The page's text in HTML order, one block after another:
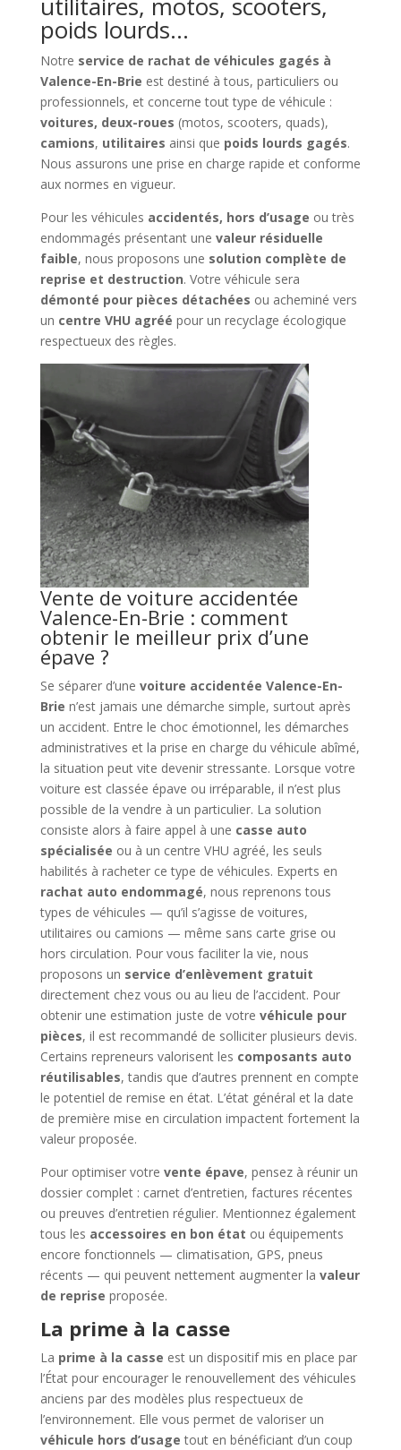
poids lourds…
Notre service de rachat de véhicules gagés à
Valence-En-Brie est destiné à tous, particuliers ou
professionnels, et concerne tout type de véhicule :
voitures, deux-roues (motos, scooters, quads),
camions, utilitaires ainsi que poids lourds gagés.
Nous assurons une prise en charge rapide et conforme
aux normes en vigueur.
Pour les véhicules accidentés, hors d’usage ou très
endommagés présentant une valeur résiduelle
faible, nous proposons une solution complète de
reprise et destruction. Votre véhicule sera
démonté pour pièces détachées ou acheminé vers
un centre VHU agréé pour un recyclage écologique
respectueux des règles.
Vente de voiture accidentée
Valence-En-Brie : comment
obtenir le meilleur prix d’une
épave ?
Se séparer d’une voiture accidentée Valence-En-
Brie n’est jamais une démarche simple, surtout après
un accident. Entre le choc émotionnel, les démarches
administratives et la prise en charge du véhicule abîmé,
la situation peut vite devenir stressante. Lorsque votre
voiture est classée épave ou irréparable, il n’est plus
possible de la vendre à un particulier. La solution
consiste alors à faire appel à une casse auto
spécialisée ou à un centre VHU agréé, les seuls
habilités à racheter ce type de véhicules. Experts en
rachat auto endommagé, nous reprenons tous
types de véhicules — qu’il s’agisse de voitures,
utilitaires ou camions — même sans carte grise ou
hors circulation. Pour vous faciliter la vie, nous
proposons un service d’enlèvement gratuit
directement chez vous ou au lieu de l’accident. Pour
obtenir une estimation juste de votre véhicule pour
pièces, il est recommandé de solliciter plusieurs devis.
Certains repreneurs valorisent les composants auto
réutilisables, tandis que d’autres prennent en compte
le potentiel de remise en état. L’état général et la date
de première mise en circulation impactent fortement la
valeur proposée.
Pour optimiser votre vente épave, pensez à réunir un
dossier complet : carnet d’entretien, factures récentes
ou preuves d’entretien régulier. Mentionnez également
tous les accessoires en bon état ou équipements
encore fonctionnels — climatisation, GPS, pneus
récents — qui peuvent nettement augmenter la valeur
de reprise proposée.
La prime à la casse
La prime à la casse est un dispositif mis en place par
l’État pour encourager le renouvellement des véhicules
anciens par des modèles plus respectueux de
l’environnement. Elle vous permet de valoriser un
véhicule hors d’usage tout en bénéficiant d’un coup